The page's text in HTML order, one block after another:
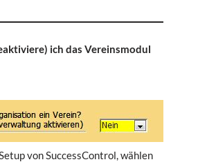
ich das Vereinsmodul
von SuccessControl, wählen